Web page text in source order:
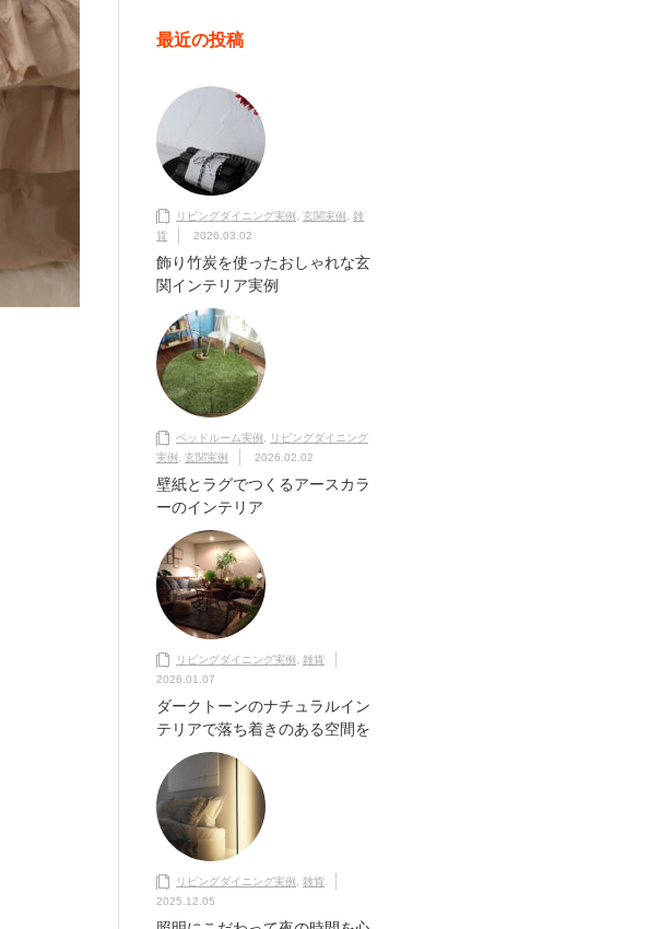
最近の投稿
リビングダイニング実例 玄関実例
雑
貨
2026.03.02
飾り竹炭を使ったおしゃれな玄
関インテリア実例
ベッドルーム実例
リビングダイニング
実例
玄関実例 2026.02.02
壁紙とラグでつくるアースカラ
ーのインテリア
リビングダイニング実例
雑貨
2026.01.07
ダークトーンのナチュラルイン
テリアで落ち着きのある空間を
リビングダイニング実例
雑貨
2025.12.05